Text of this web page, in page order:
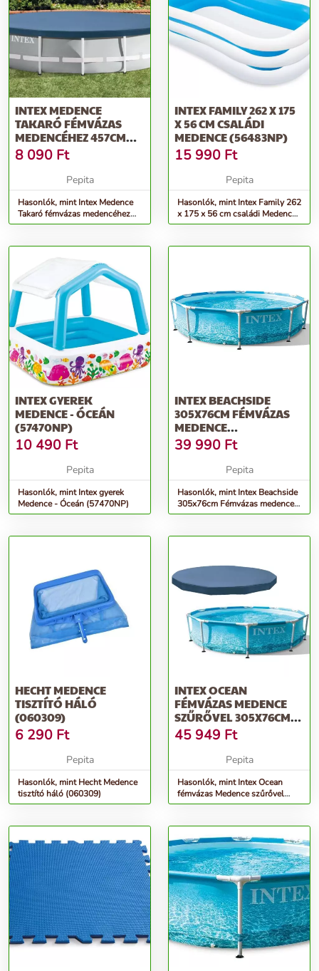
INTEX MEDENCE
TAKARÓ FÉMVÁZAS
MEDENCÉHEZ 457CM
(28032)
8 090 Ft
Pepita
Hasonlók, mint Intex Medence
Takaró fémvázas medencéhez
457cm (28032)
INTEX FAMILY 262 X 175
X 56 CM CSALÁDI
MEDENCE (56483NP)
15 990 Ft
Pepita
Hasonlók, mint Intex Family 262
x 175 x 56 cm családi Medence
(56483NP)
INTEX GYEREK
MEDENCE - ÓCEÁN
(57470NP)
10 490 Ft
Pepita
Hasonlók, mint Intex gyerek
Medence - Óceán (57470NP)
INTEX BEACHSIDE
305X76CM FÉMVÁZAS
MEDENCE
VÍZFORGATÓVAL
(28208NP)
39 990 Ft
Pepita
Hasonlók, mint Intex Beachside
305x76cm Fémvázas medence
vízforgatóval (28208NP)
HECHT MEDENCE
TISZTÍTÓ HÁLÓ
(060309)
6 290 Ft
Pepita
Hasonlók, mint Hecht Medence
tisztító háló (060309)
INTEX OCEAN
FÉMVÁZAS MEDENCE
SZŰRŐVEL 305X76CM
(28208NP) + MEDENC...
45 949 Ft
Pepita
Hasonlók, mint Intex Ocean
fémvázas Medence szűrővel
305x76cm (28208NP) +